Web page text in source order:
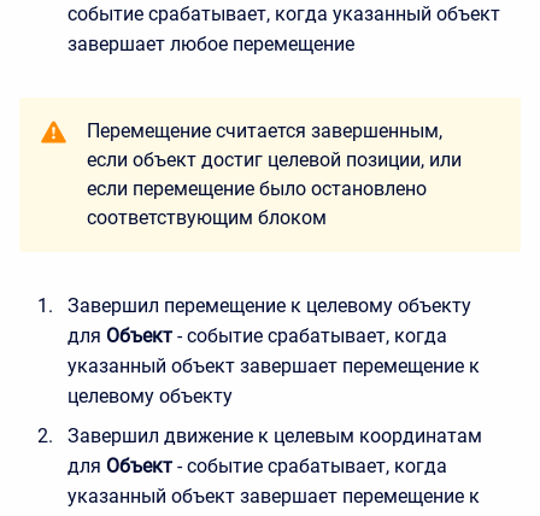
событие срабатывает, когда указанный объект
завершает любое перемещение
Перемещение считается завершенным,
если объект достиг целевой позиции, или
если перемещение было остановлено
соответствующим блоком
Завершил перемещение к целевому объекту
для Объект - событие срабатывает, когда
указанный объект завершает перемещение к
целевому объекту
Завершил движение к целевым координатам
для Объект - событие срабатывает, когда
указанный объект завершает перемещение к